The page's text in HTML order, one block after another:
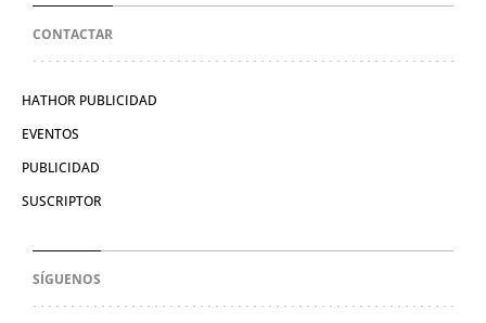
CONTACTAR
HATHOR PUBLICIDAD
EVENTOS
PUBLICIDAD
SUSCRIPTOR
SÍGUENOS